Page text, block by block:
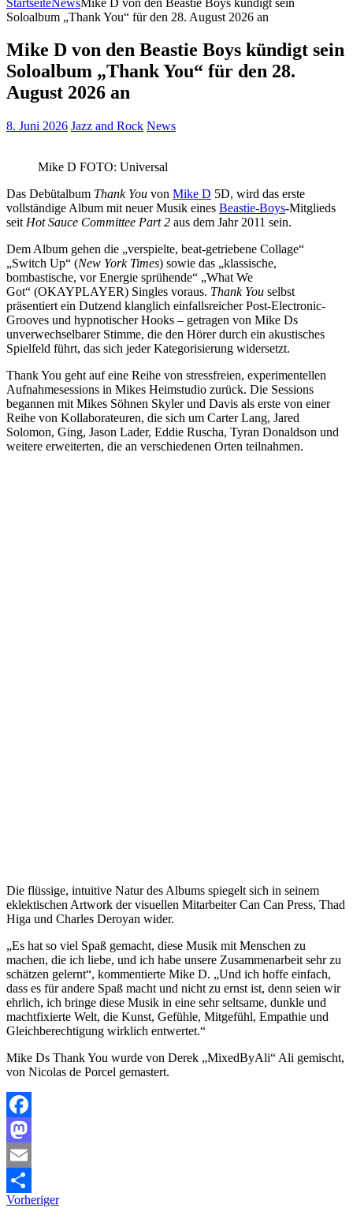
Soloalbum „Thank You“ für den 28. August 2026 an
Mike D von den Beastie Boys kündigt sein
Soloalbum „Thank You“ für den 28.
August 2026 an
8. Juni 2026 Jazz and Rock News
Mike D FOTO: Universal
Das Debütalbum Thank You von Mike D 5D, wird das erste
vollständige Album mit neuer Musik eines Beastie-Boys-Mitglieds
seit Hot Sauce Committee Part 2 aus dem Jahr 2011 sein.
Dem Album gehen die „verspielte, beat-getriebene Collage“
„Switch Up“ (New York Times) sowie das „klassische,
bombastische, vor Energie sprühende“ „What We
Got“ (OKAYPLAYER) Singles voraus. Thank You selbst
präsentiert ein Dutzend klanglich einfallsreicher Post-Electronic-
Grooves und hypnotischer Hooks – getragen von Mike Ds
unverwechselbarer Stimme, die den Hörer durch ein akustisches
Spielfeld führt, das sich jeder Kategorisierung widersetzt.
Thank You geht auf eine Reihe von stressfreien, experimentellen
Aufnahmesessions in Mikes Heimstudio zurück. Die Sessions
begannen mit Mikes Söhnen Skyler und Davis als erste von einer
Reihe von Kollaborateuren, die sich um Carter Lang, Jared
Solomon, Ging, Jason Lader, Eddie Ruscha, Tyran Donaldson und
weitere erweiterten, die an verschiedenen Orten teilnahmen.
Die flüssige, intuitive Natur des Albums spiegelt sich in seinem
eklektischen Artwork der visuellen Mitarbeiter Can Can Press, Thad
Higa und Charles Deroyan wider.
„Es hat so viel Spaß gemacht, diese Musik mit Menschen zu
machen, die ich liebe, und ich habe unsere Zusammenarbeit sehr zu
schätzen gelernt“, kommentierte Mike D. „Und ich hoffe einfach,
dass es für andere Spaß macht und nicht zu ernst ist, denn seien wir
ehrlich, ich bringe diese Musik in eine sehr seltsame, dunkle und
machtfixierte Welt, die Kunst, Gefühle, Mitgefühl, Empathie und
Gleichberechtigung wirklich entwertet.“
Mike Ds Thank You wurde von Derek „MixedByAli“ Ali gemischt,
von Nicolas de Porcel gemastert.
Facebook
Mastodon
Email
Teilen
Vorheriger